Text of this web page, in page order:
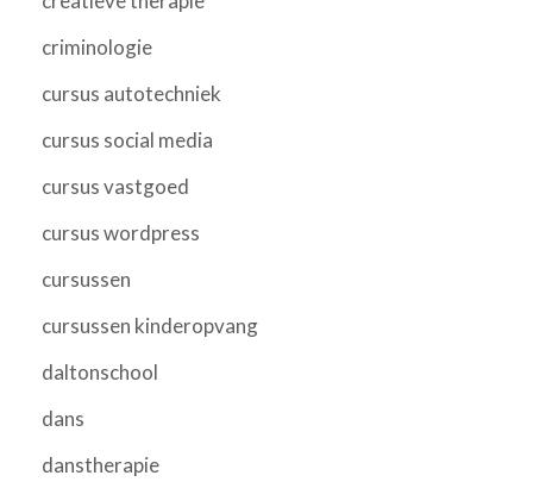
criminologie
cursus autotechniek
cursus social media
cursus vastgoed
cursus wordpress
cursussen
cursussen kinderopvang
daltonschool
dans
danstherapie